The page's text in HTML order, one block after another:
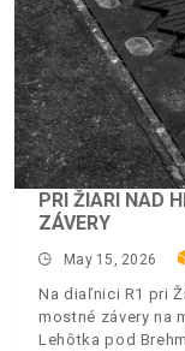
PRI ŽIARI NAD
ZÁVERY
May 15, 2026
Na diaľnici R1 pri
mostné závery na
Lehôtka pod